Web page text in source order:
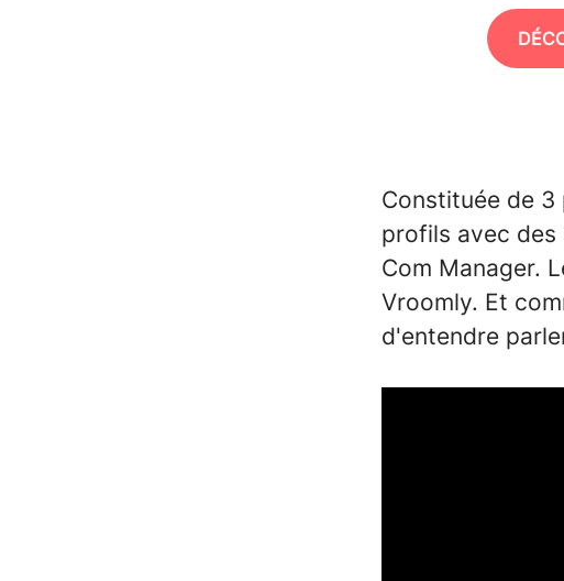
Constituée de 3
profils avec des
Com Manager.
Vroomly. Et
d'entendre